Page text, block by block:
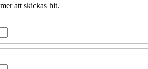
att skickas hit.